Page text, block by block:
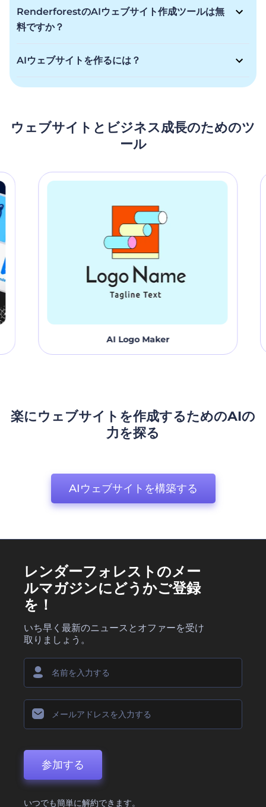
ョンを現実にするための柔軟性を提供し、あなたを感動させる
ウェブサイトのための電光石火の速さと一流の品質を提供しま
す。初心者でもプロでも、美しい画像とAIの助けを借りて数分
RenderforestのAIウェブサイト作成ツールは無
料ですか？
デルを提供しています。無料でウェブサイトを作成することが
できますが、サブスクリプションによってより高度な機能を利
AIウェブサイトを作るには？
ネスの種類、名前、主要なキーワードをお知らせいただけれ
オンラインプレゼンスを確立しましょう！
ウェブサイトとビジネス成長のためのツ
ール
AI Logo Maker
楽にウェブサイトを作成するためのAIの
力を探る
AIウェブサイトを構築する
レンダーフォレストのメー
ルマガジンにどうかご登録
を！
いち早く最新のニュースとオファーを受け
取りましょう。
参加する
いつでも簡単に解約できます。